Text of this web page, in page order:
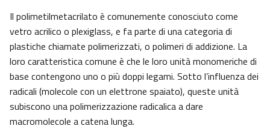
Il polimetilmetacrilato è comunemente conosciuto come
vetro acrilico o plexiglass, e fa parte di una categoria di
plastiche chiamate polimerizzati, o polimeri di addizione. La
loro caratteristica comune è che le loro unità monomeriche di
base contengono uno o più doppi legami. Sotto l’influenza dei
radicali (molecole con un elettrone spaiato), queste unità
subiscono una polimerizzazione radicalica a dare
macromolecole a catena lunga.